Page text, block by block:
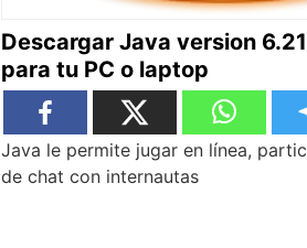
Descargar Java version
para tu PC o laptop
Java le permite jugar en línea,
de chat con internautas